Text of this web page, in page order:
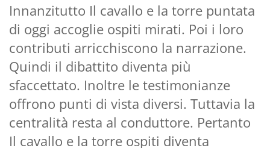
Innanzitutto Il cavallo e la torre puntata
di oggi accoglie ospiti mirati. Poi i loro
contributi arricchiscono la narrazione.
Quindi il dibattito diventa più
sfaccettato. Inoltre le testimonianze
offrono punti di vista diversi. Tuttavia la
centralità resta al conduttore. Pertanto
Il cavallo e la torre ospiti diventa